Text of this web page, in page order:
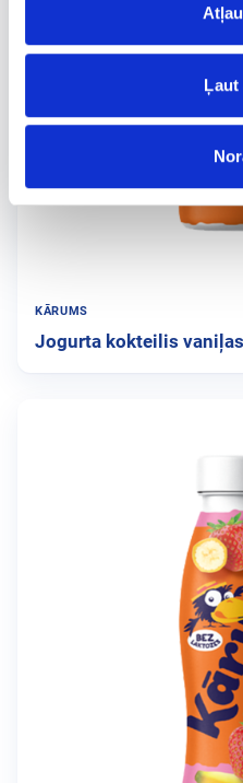
Ļaut
KĀRUMS
Jogurta kokteilis vaniļas